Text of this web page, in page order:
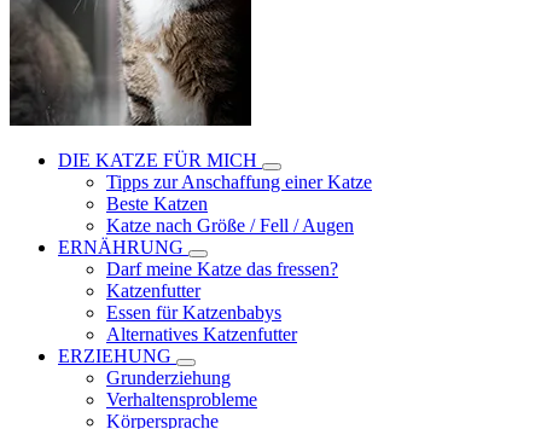
DIE KATZE FÜR MICH
Tipps zur Anschaffung einer Katze
Beste Katzen
Katze nach Größe / Fell / Augen
ERNÄHRUNG
Darf meine Katze das fressen?
Katzenfutter
Essen für Katzenbabys
Alternatives Katzenfutter
ERZIEHUNG
Grunderziehung
Verhaltensprobleme
Körpersprache